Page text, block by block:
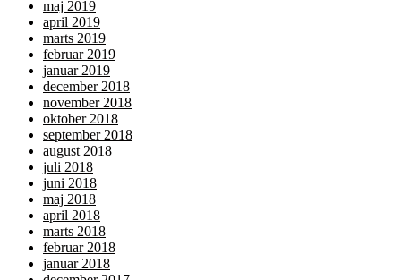
maj 2019
april 2019
marts 2019
februar 2019
januar 2019
december 2018
november 2018
oktober 2018
september 2018
august 2018
juli 2018
juni 2018
maj 2018
april 2018
marts 2018
februar 2018
januar 2018